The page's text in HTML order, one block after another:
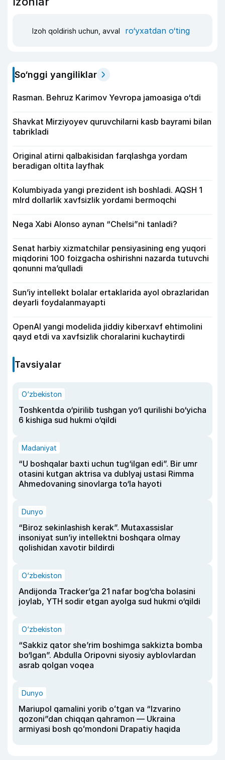
Izoh qoldirish uchun, avval ro‘yxatdan o‘ting
So‘nggi yangiliklar
Rasman. Behruz Karimov Yevropa jamoasiga o‘tdi
Shavkat Mirziyoyev quruvchilarni kasb bayrami bilan
tabrikladi
Original atirni qalbakisidan farqlashga yordam
beradigan oltita layfhak
Kolumbiyada yangi prezident ish boshladi. AQSH 1
mlrd dollarlik xavfsizlik yordami bermoqchi
Nega Xabi Alonso aynan “Chelsi”ni tanladi?
Senat harbiy xizmatchilar pensiyasining eng yuqori
miqdorini 100 foizgacha oshirishni nazarda tutuvchi
qonunni ma’qulladi
Sun’iy intellekt bolalar ertaklarida ayol obrazlaridan
deyarli foydalanmayapti
OpenAI yangi modelida jiddiy kiberxavf ehtimolini
qayd etdi va xavfsizlik choralarini kuchaytirdi
Tavsiyalar
O‘zbekiston
Toshkentda o‘pirilib tushgan yo‘l qurilishi bo‘yicha
6 kishiga sud hukmi o‘qildi
Madaniyat
“U boshqalar baxti uchun tug‘ilgan edi”. Bir umr
otasini kutgan aktrisa va dublyaj ustasi Rimma
Ahmedovaning sinovlarga to‘la hayoti
Dunyo
“Biroz sekinlashish kerak”. Mutaxassislar
insoniyat sun’iy intellektni boshqara olmay
qolishidan xavotir bildirdi
O‘zbekiston
Andijonda Tracker’ga 21 nafar bog‘cha bolasini
joylab, YTH sodir etgan ayolga sud hukmi o‘qildi
O‘zbekiston
“Sakkiz qator she’rim boshimga sakkizta bomba
bo‘lgan”. Abdulla Oripovni siyosiy ayblovlardan
asrab qolgan voqea
Dunyo
Mariupol qamalini yorib oʻtgan va “Izvarino
qozoni”dan chiqqan qahramon — Ukraina
armiyasi bosh qoʻmondoni Drapatiy haqida